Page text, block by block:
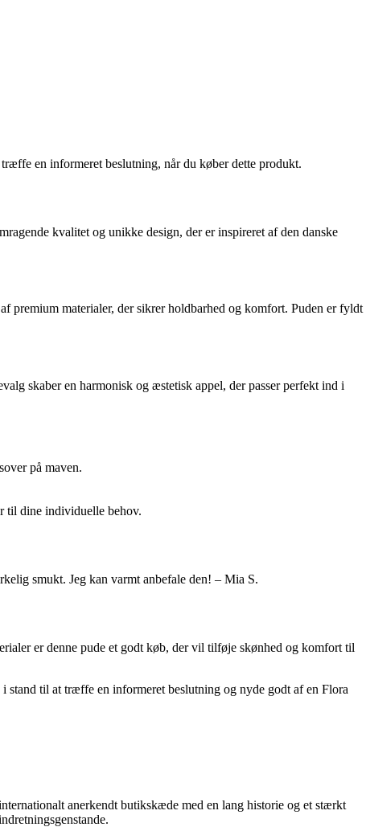
en informeret beslutning, når du køber dette produkt.
kvalitet og unikke design, der er inspireret af den danske
premium materialer, der sikrer holdbarhed og komfort. Puden er fyldt
skaber en harmonisk og æstetisk appel, der passer perfekt ind i
på maven.
til dine individuelle behov.
smukt. Jeg kan varmt anbefale den! – Mia S.
er denne pude et godt køb, der vil tilføje skønhed og komfort til
til at træffe en informeret beslutning og nyde godt af en Flora
anerkendt butikskæde med en lang historie og et stærkt